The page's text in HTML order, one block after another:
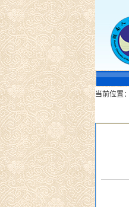
当前位置：